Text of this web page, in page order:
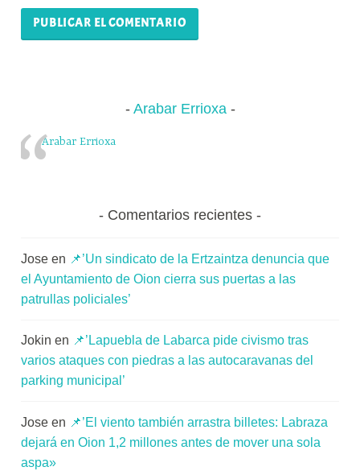
Arabar Errioxa
Arabar Errioxa
Comentarios recientes
Jose en 📌’Un sindicato de la Ertzaintza denuncia que
el Ayuntamiento de Oion cierra sus puertas a las
patrullas policiales’
Jokin en 📌’Lapuebla de Labarca pide civismo tras
varios ataques con piedras a las autocaravanas del
parking municipal’
Jose en 📌’El viento también arrastra billetes: Labraza
dejará en Oion 1,2 millones antes de mover una sola
aspa»